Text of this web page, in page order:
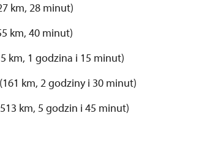
km, 28 minut)
km, 40 minut)
km, 1 godzina i 15 minut)
km, 2 godziny i 30 minut)
km, 5 godzin i 45 minut)